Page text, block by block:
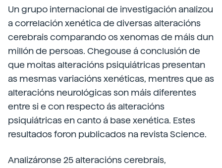
Un grupo internacional de investigación analizou
a correlación xenética de diversas alteracións
cerebrais comparando os xenomas de máis dun
millón de persoas. Chegouse á conclusión de
que moitas alteracións psiquiátricas presentan
as mesmas variacións xenéticas, mentres que as
alteracións neurológicas son máis diferentes
entre si e con respecto ás alteracións
psiquiátricas en canto á base xenética. Estes
resultados foron publicados na revista Science.
Analizáronse 25 alteracións cerebrais,